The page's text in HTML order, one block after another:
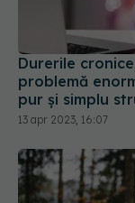
Durerile
problemă
pur și simplu
13 apr 2023, 16:07